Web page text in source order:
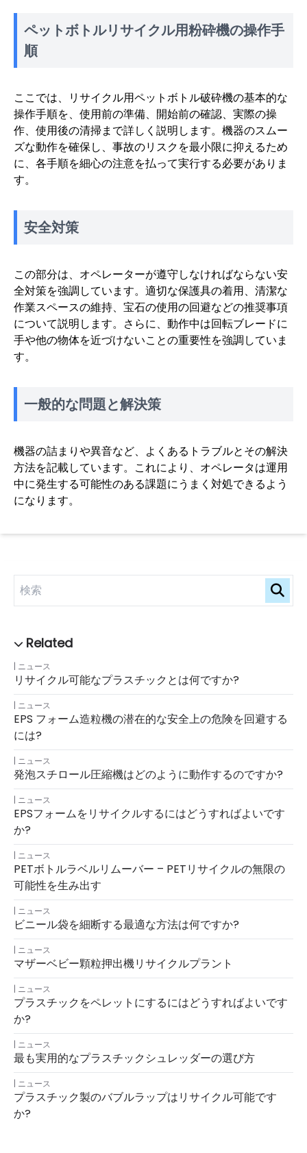
ニュース
リサイクル可能なプラスチックとは何ですか?
ニュース
EPS フォーム造粒機の潜在的な安全上の危険を回避する
には?
ニュース
発泡スチロール圧縮機はどのように動作するのですか?
ニュース
EPSフォームをリサイクルするにはどうすればよいです
か?
ニュース
PETボトルラベルリムーバー – PETリサイクルの無限の
可能性を生み出す
ニュース
ビニール袋を細断する最適な方法は何ですか?
ニュース
マザーベビー顆粒押出機リサイクルプラント
ニュース
プラスチックをペレットにするにはどうすればよいです
か?
ニュース
最も実用的なプラスチックシュレッダーの選び方
ニュース
プラスチック製のバブルラップはリサイクル可能です
か?
ペットボトルリサイクル用粉砕機の操作手
順
ここでは、リサイクル用ペットボトル破砕機の基本的な
操作手順を、使用前の準備、開始前の確認、実際の操
作、使用後の清掃まで詳しく説明します。機器のスムー
ズな動作を確保し、事故のリスクを最小限に抑えるため
に、各手順を細心の注意を払って実行する必要がありま
す。
安全対策
この部分は、オペレーターが遵守しなければならない安
全対策を強調しています。適切な保護具の着用、清潔な
作業スペースの維持、宝石の使用の回避などの推奨事項
について説明します。さらに、動作中は回転ブレードに
手や他の物体を近づけないことの重要性を強調していま
す。
一般的な問題と解決策
機器の詰まりや異音など、よくあるトラブルとその解決
方法を記載しています。これにより、オペレータは運用
中に発生する可能性のある課題にうまく対処できるよう
になります。